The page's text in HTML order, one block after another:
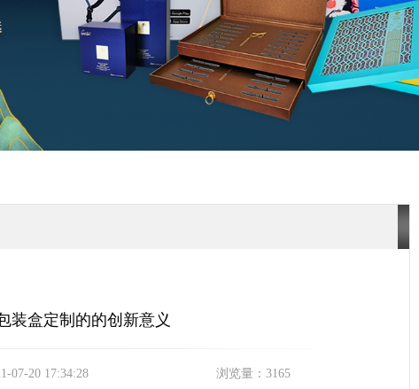
装盒定制的的创新意义
07-20 17:34:28 浏览量： 3165